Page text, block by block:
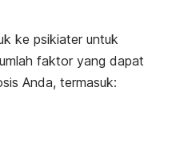
ke psikiater untuk
faktor yang dapat
Anda, termasuk: